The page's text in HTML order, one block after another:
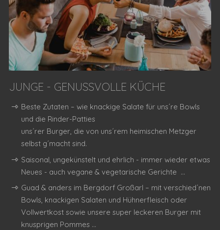
JUNGE - GENUSSVOLLE KÜCHE
Beste Zutaten – wie knackige Salate für uns´re Bowls
und die Rinder-Patties
uns´rer Burger, die von uns´rem heimischen Metzger
selbst g´macht sind.
Saisonal, ungekünstelt und ehrlich - immer wieder etwas
Neues - auch vegane & vegetarische Gerichte ...
Guad & anders im Bergdorf Großarl – mit verschied´nen
Bowls, knackigen Salaten und Hühnerfleisch oder
Vollwertkost sowie unsere super leckeren Burger mit
knusprigen Pommes ...